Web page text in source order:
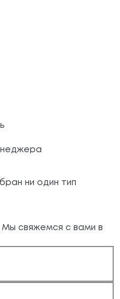
ни один тип
Мы свяжемся с вами в